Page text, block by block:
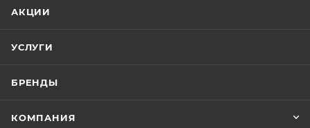
АКЦИИ
УСЛУГИ
БРЕНДЫ
КОМПАНИЯ